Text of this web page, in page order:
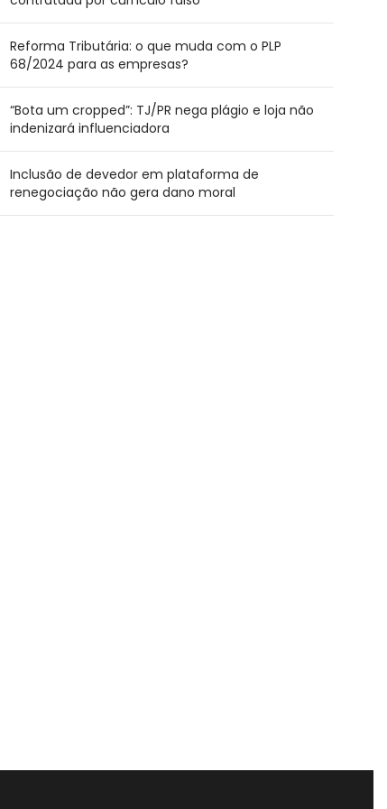
Reforma Tributária: o que muda com o PLP
68/2024 para as empresas?
“Bota um cropped”: TJ/PR nega plágio e loja não
indenizará influenciadora
Inclusão de devedor em plataforma de
renegociação não gera dano moral